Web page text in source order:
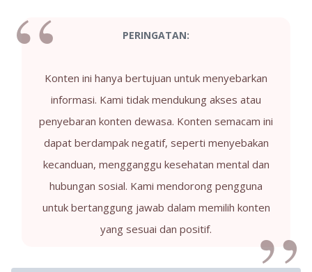
PERINGATAN:
Konten ini hanya bertujuan untuk menyebarkan
informasi. Kami tidak mendukung akses atau
penyebaran konten dewasa. Konten semacam ini
dapat berdampak negatif, seperti menyebakan
kecanduan, mengganggu kesehatan mental dan
hubungan sosial. Kami mendorong pengguna
untuk bertanggung jawab dalam memilih konten
yang sesuai dan positif.